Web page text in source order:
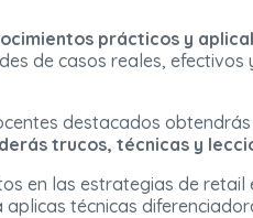
prácticos y
de casos reales,
destacados
trucos, técnicas y
en las estrategias de
aplicas técnicas